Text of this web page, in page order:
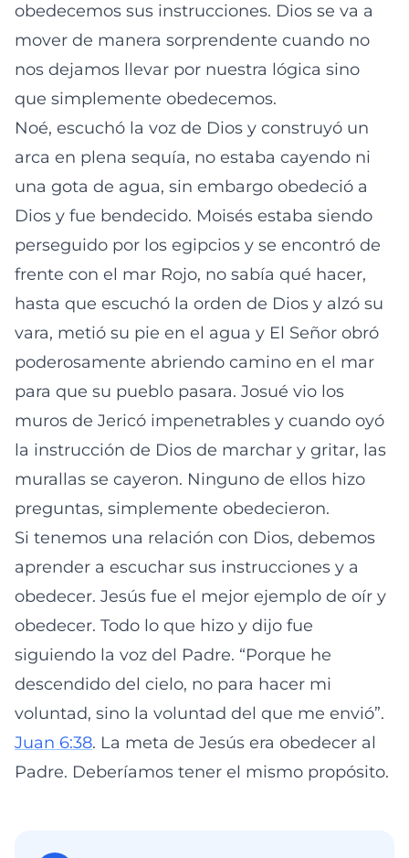
obedecemos sus instrucciones. Dios se va a
mover de manera sorprendente cuando no
nos dejamos llevar por nuestra lógica sino
que simplemente obedecemos.
Noé, escuchó la voz de Dios y construyó un
arca en plena sequía, no estaba cayendo ni
una gota de agua, sin embargo obedeció a
Dios y fue bendecido. Moisés estaba siendo
perseguido por los egipcios y se encontró de
frente con el mar Rojo, no sabía qué hacer,
hasta que escuchó la orden de Dios y alzó su
vara, metió su pie en el agua y El Señor obró
poderosamente abriendo camino en el mar
para que su pueblo pasara. Josué vio los
muros de Jericó impenetrables y cuando oyó
la instrucción de Dios de marchar y gritar, las
murallas se cayeron. Ninguno de ellos hizo
preguntas, simplemente obedecieron.
Si tenemos una relación con Dios, debemos
aprender a escuchar sus instrucciones y a
obedecer. Jesús fue el mejor ejemplo de oír y
obedecer. Todo lo que hizo y dijo fue
siguiendo la voz del Padre. “Porque he
descendido del cielo, no para hacer mi
voluntad, sino la voluntad del que me envió”.
Juan 6:38. La meta de Jesús era obedecer al
Padre. Deberíamos tener el mismo propósito.